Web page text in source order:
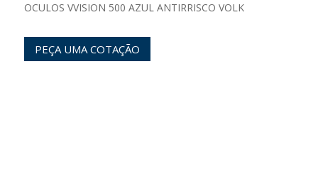
OCULOS VVISION 500 AZUL ANTIRRISCO VOLK
PEÇA UMA COTAÇÃO